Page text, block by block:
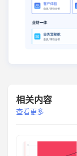
相关内容
查看更多